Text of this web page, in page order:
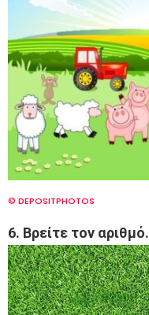
© DEPOSITPHOTOS
6. Βρείτε τον αριθμό.